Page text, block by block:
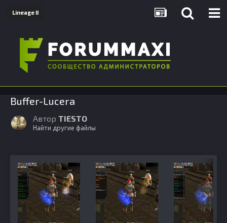
Lineage II
Buffer-Lucera
Автор TIESTO
Найти другие файлы